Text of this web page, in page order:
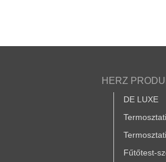
HERZ
DE LUXE
Fűtőtest-